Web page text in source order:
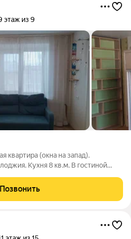
этаж из 9
квартира (окна на запад).
Кухня 8 кв.м. В гостиной
В квартире остается мебель и
Позвонить